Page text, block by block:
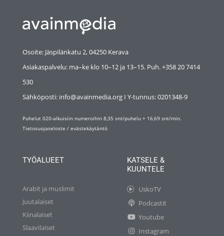
Osoite: Jäspilänkatu 2, 04250 Kerava
Asiakaspalvelu: ma–ke klo 10–12 ja 13–15. Puh. +358 20 7414
530
Sähköposti: info@avainmedia.org I Y-tunnus:0201348-9
Puhelut 020-alkuisiin numeroihin 8,35 snt/puhelu + 16,69 snt/min.
Tietosuojaseloste / evästekäytäntö
TYÖALUEET
Arabit ja muslimit
Juutalaiset
Kiinalaiset
Slaavilaiset
KATSELE &
KUUNTELE
UskoTV
Podcastit
Youtube
Instagram